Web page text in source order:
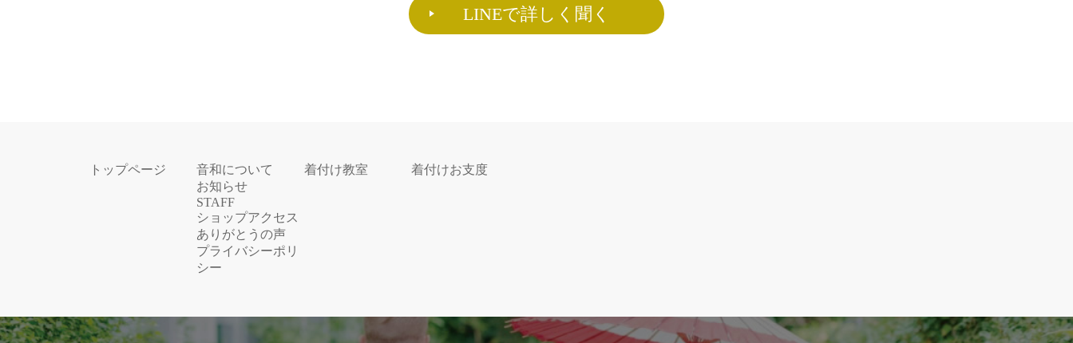
LINEで詳しく聞く
トップページ
音和について
お知らせ
STAFF
ショップアクセス
ありがとうの声
プライバシーポリ
シー
着付け教室 着付けお支度